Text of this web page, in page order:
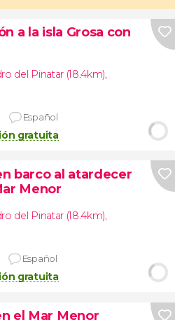
a la isla Grosa con
del Pinatar (18.4km),
Español
gratuita
barco al atardecer
Menor
del Pinatar (18.4km),
Español
gratuita
el Mar Menor